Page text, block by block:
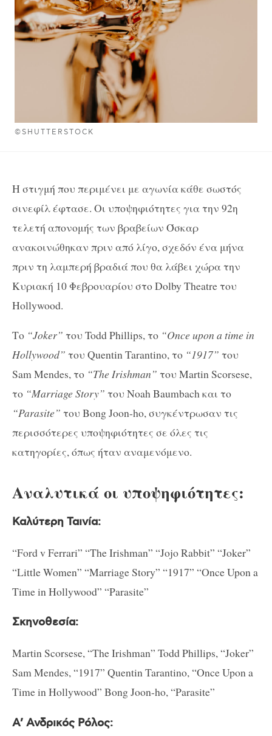
©SHUTTERSTOCK
Η στιγμή που περιμένει με αγωνία κάθε σωστός
σινεφίλ έφτασε. Οι υποψηφιότητες για την 92η
τελετή απονομής των βραβείων Όσκαρ
ανακοινώθηκαν πριν από λίγο, σχεδόν ένα μήνα
πριν τη λαμπερή βραδιά που θα λάβει χώρα την
Κυριακή 10 Φεβρουαρίου στο Dolby Theatre του
Hollywood.
Το “Joker” του Todd Phillips, το “Once upon a time in
Hollywood” του Quentin Tarantino, το “1917” του
Sam Mendes, το “The Irishman” του Martin Scorsese,
το “Marriage Story” του Noah Baumbach και το
“Parasite” του Bong Joon-ho, συγκέντρωσαν τις
περισσότερες υποψηφιότητες σε όλες τις
κατηγορίες, όπως ήταν αναμενόμενο.
Αναλυτικά οι υποψηφιότητες:
Καλύτερη Ταινία:
“Ford v Ferrari” “The Irishman” “Jojo Rabbit” “Joker”
“Little Women” “Marriage Story” “1917” “Once Upon a
Time in Hollywood” “Parasite”
Σκηνοθεσία:
Martin Scorsese, “The Irishman” Todd Phillips, “Joker”
Sam Mendes, “1917” Quentin Tarantino, “Once Upon a
Time in Hollywood” Bong Joon-ho, “Parasite”
Α’ Ανδρικός Ρόλος: